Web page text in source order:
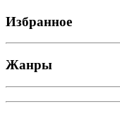
Избранное
Жанры